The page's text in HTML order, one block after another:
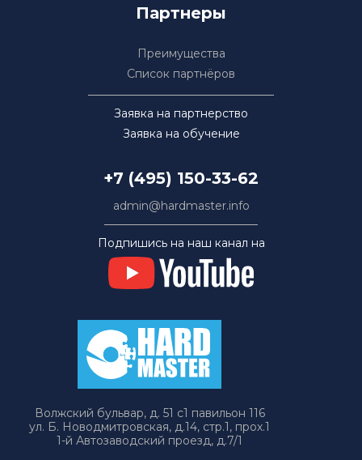
Партнеры
Преимущества
Список партнёров
Заявка на партнерство
Заявка на обучение
+7 (495) 150-33-62
admin@hardmaster.info
Подпишись на наш канал на
Волжский бульвар, д. 51 с1 павильон 116
ул. Б. Новодмитровская, д.14, стр.1, прох.1
1-й Автозаводский проезд, д.7/1